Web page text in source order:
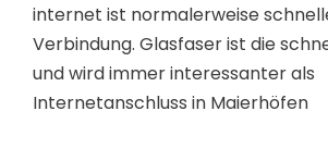
internet ist normalerweise
Verbindung. Glasfaser ist die
und wird immer interessanter als
Internetanschluss in Maierhöfen